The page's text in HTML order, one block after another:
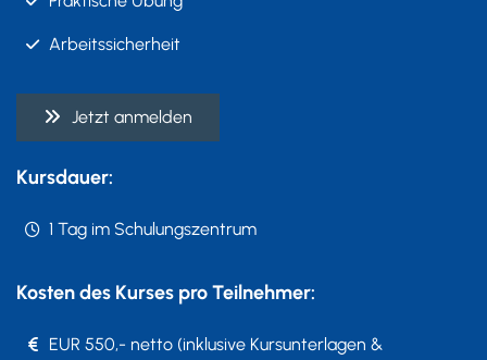
Arbeitssicherheit
Jetzt anmelden
Kursdauer:
1 Tag im Schulungszentrum
Kosten des Kurses pro Teilnehmer:
EUR 550,- netto (inklusive Kursunterlagen &